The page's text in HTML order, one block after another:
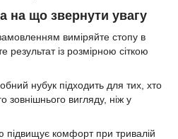
на що звернути увагу
виміряйте стопу в
результат із розмірною сіткою
нубук підходить для тих, хто
зовнішнього вигляду, ніж у
підвищує комфорт при тривалій